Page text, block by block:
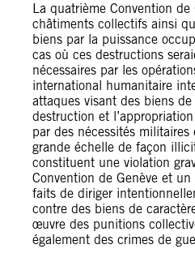
La quatrième Convention
châtiments collectifs ainsi
biens par la puissance
cas où ces destructions
nécessaires par les
international humanitaire
attaques visant des biens
destruction et
par des nécessités
grande échelle de façon
constituent une violation
Convention de Genève et
faits de diriger
contre des biens de
œuvre des punitions
également des crimes de